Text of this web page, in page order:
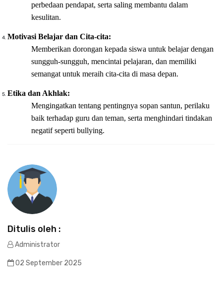
perbedaan pendapat, serta saling membantu dalam
kesulitan.
Motivasi Belajar dan Cita-cita:
Memberikan dorongan kepada siswa untuk belajar dengan
sungguh-sungguh, mencintai pelajaran, dan memiliki
semangat untuk meraih cita-cita di masa depan.
Etika dan Akhlak:
Mengingatkan tentang pentingnya sopan santun, perilaku
baik terhadap guru dan teman, serta menghindari tindakan
negatif seperti bullying.
Ditulis oleh :
Administrator
02 September 2025